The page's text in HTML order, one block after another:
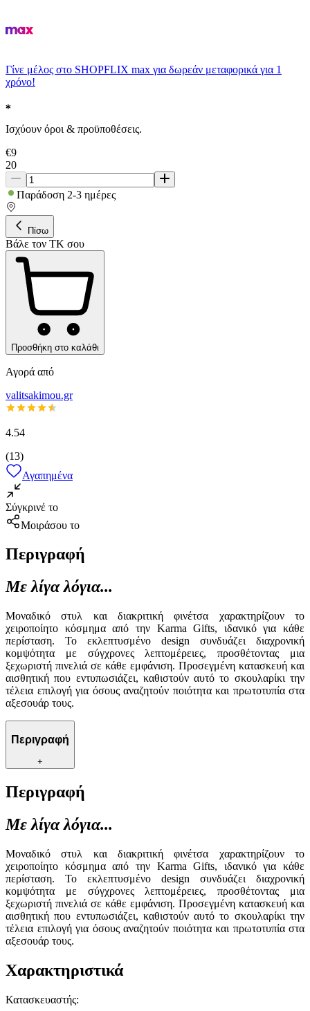
Γίνε μέλος στο SHOPFLIX max για δωρεάν μεταφορικά για 1
χρόνο!
Ισχύουν όροι & προϋποθέσεις.
€9
20
Παράδοση 2-3 ημέρες
Πίσω
Βάλε τον ΤΚ σου
Προσθήκη στο καλάθι
Αγορά από
valitsakimou.gr
4.54
(13)
Αγαπημένα
Σύγκρινέ το
Μοιράσου το
Περιγραφή
Με λίγα λόγια...
Μοναδικό στυλ και διακριτική φινέτσα χαρακτηρίζουν το
χειροποίητο κόσμημα από την Karma Gifts, ιδανικό για κάθε
περίσταση. Το εκλεπτυσμένο design συνδυάζει διαχρονική
κομψότητα με σύγχρονες λεπτομέρειες, προσθέτοντας μια
ξεχωριστή πινελιά σε κάθε εμφάνιση. Προσεγμένη κατασκευή και
αισθητική που εντυπωσιάζει, καθιστούν αυτό το σκουλαρίκι την
τέλεια επιλογή για όσους αναζητούν ποιότητα και πρωτοτυπία στα
αξεσουάρ τους.
Περιγραφή
+
Περιγραφή
Με λίγα λόγια...
Μοναδικό στυλ και διακριτική φινέτσα χαρακτηρίζουν το
χειροποίητο κόσμημα από την Karma Gifts, ιδανικό για κάθε
περίσταση. Το εκλεπτυσμένο design συνδυάζει διαχρονική
κομψότητα με σύγχρονες λεπτομέρειες, προσθέτοντας μια
ξεχωριστή πινελιά σε κάθε εμφάνιση. Προσεγμένη κατασκευή και
αισθητική που εντυπωσιάζει, καθιστούν αυτό το σκουλαρίκι την
τέλεια επιλογή για όσους αναζητούν ποιότητα και πρωτοτυπία στα
αξεσουάρ τους.
Χαρακτηριστικά
Κατασκευαστής: